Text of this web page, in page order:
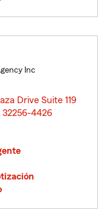
Inc
Drive Suite 119
32256-4426